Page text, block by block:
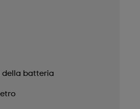
batteria